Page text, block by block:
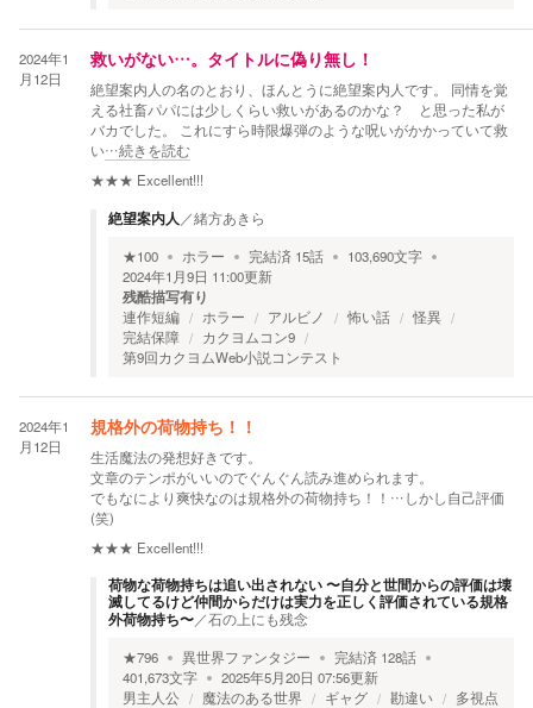
2024年1
月12日
救いがない…。タイトルに偽り無し！
絶望案内人の名のとおり、ほんとうに絶望案内人です。 同情を覚
える社畜パパには少しくらい救いがあるのかな？ と思った私が
バカでした。 これにすら時限爆弾のような呪いがかかっていて救
い…続きを読む
★★★ Excellent!!!
絶望案内人 ／緒方あきら
★100 ホラー 完結済 15話 103,690文字
2024年1月9日 11:00更新
残酷描写有り
連作短編 ホラー アルビノ 怖い話
怪異
完結保障
カクヨムコン9
第9回カクヨムWeb小説コンテスト
2024年1
月12日
規格外の荷物持ち！！
生活魔法の発想好きです。
文章のテンポがいいのでぐんぐん読み進められます。
でもなにより爽快なのは規格外の荷物持ち！！…しかし自己評価
(笑)
★★★ Excellent!!!
荷物な荷物持ちは追い出されない 〜自分と世間からの評価は壊
滅してるけど仲間からだけは実力を正しく評価されている規格
外荷物持ち〜／石の上にも残念
★796 異世界ファンタジー 完結済 128話
401,673文字 2025年5月20日 07:56更新
男主人公
魔法のある世界 ギャグ 勘違い 多視点